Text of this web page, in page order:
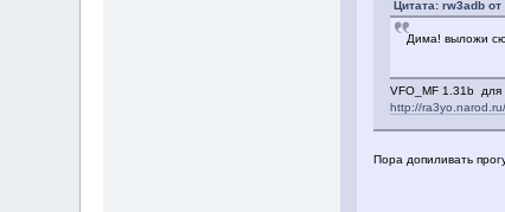
Цитата: rw3adb
Дима! выложи
VFO_MF 1.31b для
http://
Пора допиливать